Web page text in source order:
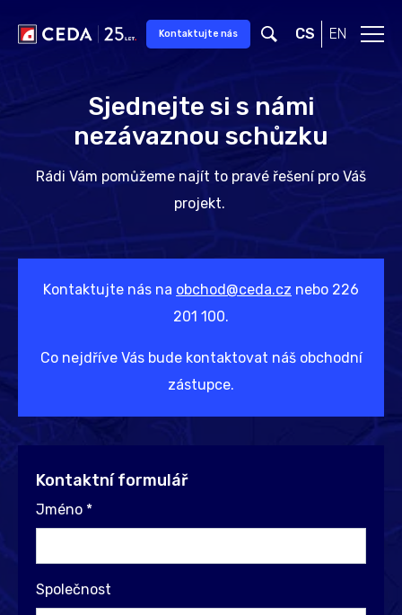
Kontaktujte nás CS EN
Sjednejte si s námi
nezávaznou schůzku
Rádi Vám pomůžeme najít to pravé řešení pro Váš
projekt.
Kontaktujte nás na obchod@ceda.cz nebo 226
201 100.
Co nejdříve Vás bude kontaktovat náš obchodní
zástupce.
Kontaktní formulář
Jméno *
Společnost